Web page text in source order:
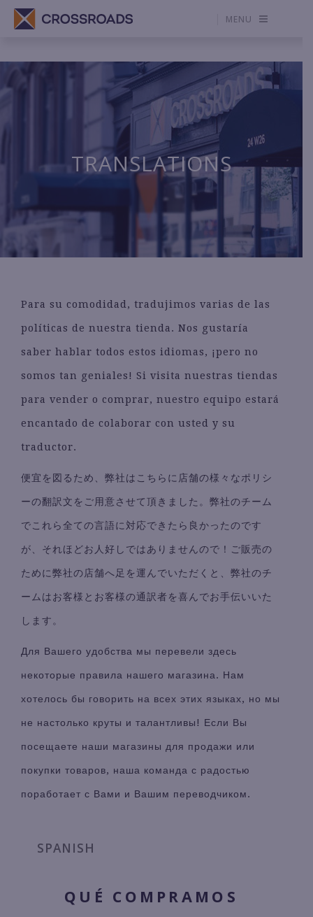
MENU
TRANSLATIONS
Para su comodidad, tradujimos varias de las
políticas de nuestra tienda. Nos gustaría
saber hablar todos estos idiomas, ¡pero no
somos tan geniales! Si visita nuestras tiendas
para vender o comprar, nuestro equipo estará
encantado de colaborar con usted y su
traductor.
便宜を図るため、弊社はこちらに店舗の様々なポリシ
ーの翻訳文をご用意させて頂きました。弊社のチーム
でこれら全ての言語に対応できたら良かったのです
が、それほどお人好しではありませんので！ご販売の
ために弊社の店舗へ足を運んでいただくと、弊社のチ
ームはお客様とお客様の通訳者を喜んでお手伝いいた
します。
Для Вашего удобства мы перевели здесь
некоторые правила нашего магазина. Нам
хотелось бы говорить на всех этих языках, но мы
не настолько круты и талантливы! Если Вы
посещаете наши магазины для продажи или
покупки товаров, наша команда с радостью
поработает с Вами и Вашим переводчиком.
SPANISH
QUÉ COMPRAMOS